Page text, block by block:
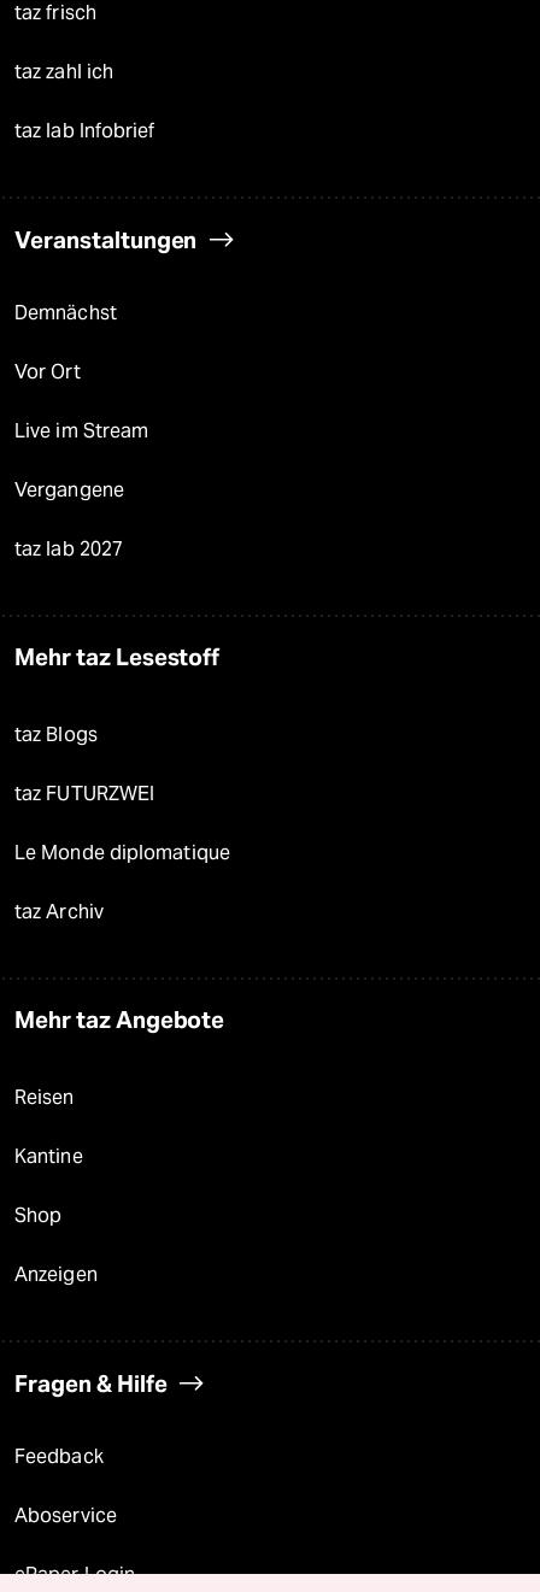
taz frisch
taz zahl ich
taz lab Infobrief
Veranstaltungen
Demnächst
Vor Ort
Live im Stream
Vergangene
taz lab 2027
Mehr taz Lesestoff
taz Blogs
taz FUTURZWEI
Le Monde diplomatique
taz Archiv
Mehr taz Angebote
Reisen
Kantine
Shop
Anzeigen
Fragen & Hilfe
Feedback
Aboservice
ePaper Login